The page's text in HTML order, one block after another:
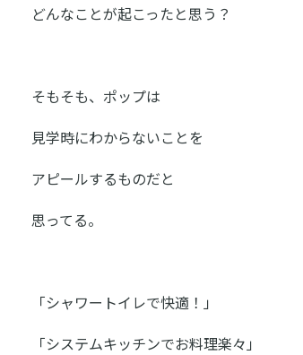
どんなことが起こったと思う？
そもそも、ポップは
見学時にわからないことを
アピールするものだと
思ってる。
「シャワートイレで快適！」
「システムキッチンでお料理楽々」